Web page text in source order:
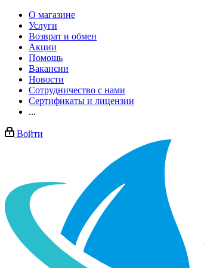
О магазине
Услуги
Возврат и обмен
Акции
Помощь
Вакансии
Новости
Сотрудничество с нами
Сертификаты и лицензии
...
Войти